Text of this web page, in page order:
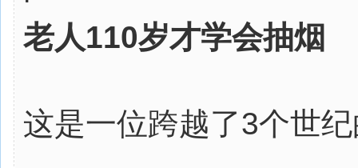
老人110岁才学会抽烟
这是一位跨越了3个世